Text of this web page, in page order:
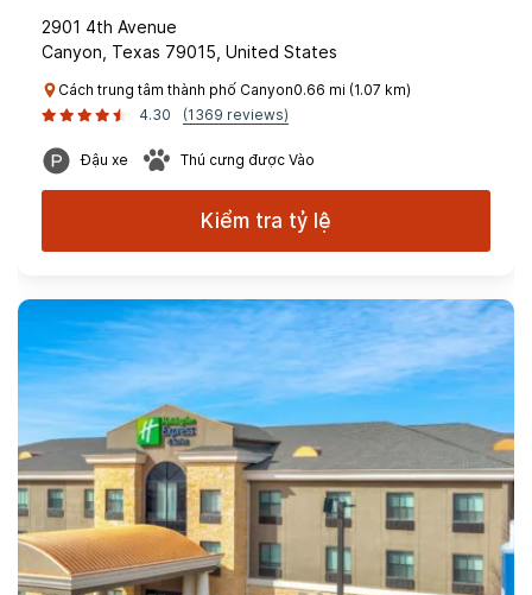
2901 4th Avenue
Canyon, Texas 79015, United States
Cách trung tâm thành phố Canyon0.66 mi (1.07 km)
4.30
(1369 reviews)
Đậu xe Thú cưng được Vào
Kiểm tra tỷ lệ